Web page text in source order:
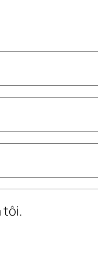
tôi.